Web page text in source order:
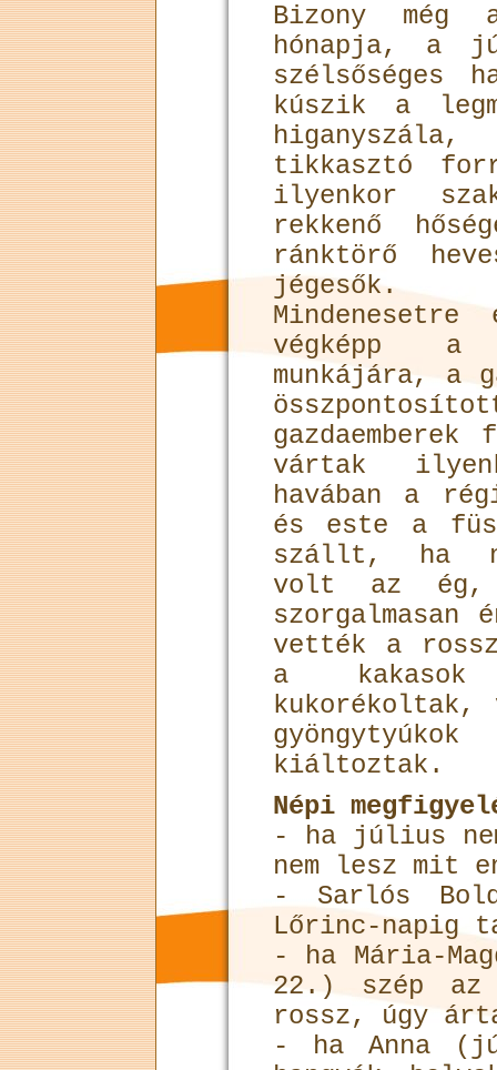
Bizony még
hónapja, a
szélsőséges
kúszik a
tikkasztó
ilyenkor
rekkenő
ránktörő
jégesők.
végképp a
munkájára, a
vártak
havában a
és este a füst
szállt, ha
volt az ég,
szorgalmasan
vették a
a kakasok
kiáltoztak.
Népi
- ha július
nem lesz mit
- Sarlós
Lőrinc-napig
- ha Mária-
22.) szép
rossz, úgy
- ha Anna